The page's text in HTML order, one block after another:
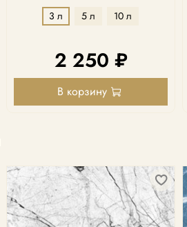
3 л 5 л 10 л
2 250 ₽
В корзину